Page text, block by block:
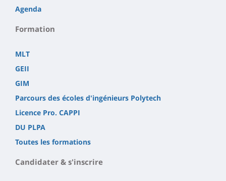
Agenda
Formation
MLT
GEII
GIM
Parcours des écoles d'ingénieurs Polytech
Licence Pro. CAPPI
DU PLPA
Toutes les formations
Candidater & s'inscrire